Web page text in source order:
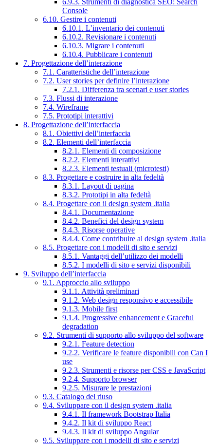
6.9.3. Strumenti di diagnostica SEO: Search
Console
6.10. Gestire i contenuti
6.10.1. L’inventario dei contenuti
6.10.2. Revisionare i contenuti
6.10.3. Migrare i contenuti
6.10.4. Pubblicare i contenuti
7. Progettazione dell’interazione
7.1. Caratteristiche dell’interazione
7.2. User stories per definire l’interazione
7.2.1. Differenza tra scenari e user stories
7.3. Flussi di interazione
7.4. Wireframe
7.5. Prototipi interattivi
8. Progettazione dell’interfaccia
8.1. Obiettivi dell’interfaccia
8.2. Elementi dell’interfaccia
8.2.1. Elementi di composizione
8.2.2. Elementi interattivi
8.2.3. Elementi testuali (microtesti)
8.3. Progettare e costruire in alta fedeltà
8.3.1. Layout di pagina
8.3.2. Prototipi in alta fedeltà
8.4. Progettare con il design system .italia
8.4.1. Documentazione
8.4.2. Benefici del design system
8.4.3. Risorse operative
8.4.4. Come contribuire al design system .italia
8.5. Progettare con i modelli di sito e servizi
8.5.1. Vantaggi dell’utilizzo dei modelli
8.5.2. I modelli di sito e servizi disponibili
9. Sviluppo dell’interfaccia
9.1. Approccio allo sviluppo
9.1.1. Attività preliminari
9.1.2. Web design responsivo e accessibile
9.1.3. Mobile first
9.1.4. Progressive enhancement e Graceful
degradation
9.2. Strumenti di supporto allo sviluppo del software
9.2.1. Feature detection
9.2.2. Verificare le feature disponibili con Can I
use
9.2.3. Strumenti e risorse per CSS e JavaScript
9.2.4. Supporto browser
9.2.5. Misurare le prestazioni
9.3. Catalogo del riuso
9.4. Sviluppare con il design system .italia
9.4.1. Il framework Bootstrap Italia
9.4.2. Il kit di sviluppo React
9.4.3. Il kit di sviluppo Angular
9.5. Sviluppare con i modelli di sito e servizi